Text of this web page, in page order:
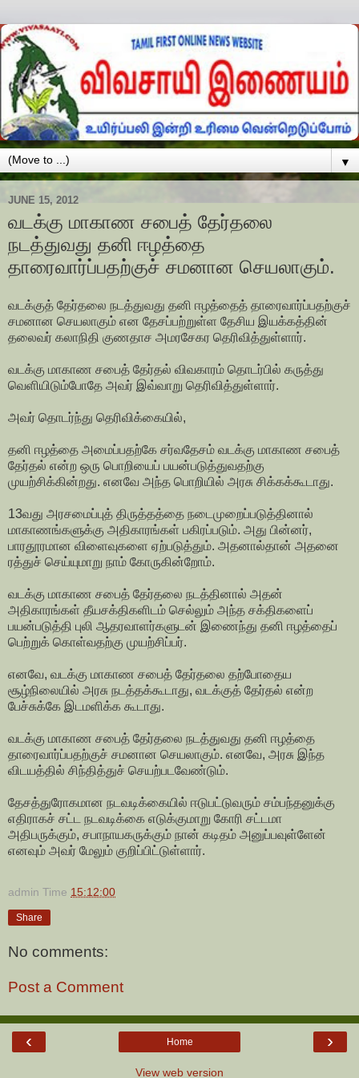
▼
JUNE 15, 2012
வடக்கு மாகாண சபைத் தேர்தலை
நடத்துவது தனி ஈழத்தை
தாரைவார்ப்பதற்குச் சமனான செயலாகும்.
வடக்குத் தேர்தலை நடத்துவது தனி ஈழத்தைத் தாரைவார்ப்பதற்குச்
சமனான செயலாகும் என தேசப்பற்றுள்ள தேசிய இயக்கத்தின்
தலைவர் கலாநிதி குணதாச அமரசேகர தெரிவித்துள்ளார்.
வடக்கு மாகாண சபைத் தேர்தல் விவகாரம் தொடர்பில் கருத்து
வெளியிடும்போதே அவர் இவ்வாறு தெரிவித்துள்ளார்.
அவர் தொடர்ந்து தெரிவிக்கையில்,
தனி ஈழத்தை அமைப்பதற்கே சர்வதேசம் வடக்கு மாகாண சபைத்
தேர்தல் என்ற ஒரு பொறியைப் பயன்படுத்துவதற்கு
முயற்சிக்கின்றது. எனவே அந்த பொறியில் அரசு சிக்கக்கூடாது.
13வது அரசமைப்புத் திருத்தத்தை நடைமுறைப்படுத்தினால்
மாகாணங்களுக்கு அதிகாரங்கள் பகிரப்படும். அது பின்னர்,
பாரதூரமான விளைவுகளை ஏற்படுத்தும். அதனால்தான் அதனை
ரத்துச் செய்யுமாறு நாம் கோருகின்றோம்.
வடக்கு மாகாண சபைத் தேர்தலை நடத்தினால் அதன்
அதிகாரங்கள் தீயசக்திகளிடம் செல்லும் அந்த சக்திகளைப்
பயன்படுத்தி புலி ஆதரவாளர்களுடன் இணைந்து தனி ஈழத்தைப்
பெற்றுக் கொள்வதற்கு முயற்சிப்பர்.
எனவே, வடக்கு மாகாண சபைத் தேர்தலை தற்போதைய
சூழ்நிலையில் அரசு நடத்தக்கூடாது, வடக்குத் தேர்தல் என்ற
பேச்சுக்கே இடமளிக்க கூடாது.
வடக்கு மாகாண சபைத் தேர்தலை நடத்துவது தனி ஈழத்தை
தாரைவார்ப்பதற்குச் சமனான செயலாகும். எனவே, அரசு இந்த
விடயத்தில் சிந்தித்துச் செயற்படவேண்டும்.
தேசத்துரோகமான நடவடிக்கையில் ஈடுபட்டுவரும் சம்பந்தனுக்கு
எதிராகச் சட்ட நடவடிக்கை எடுக்குமாறு கோரி சட்டமா
அதிபருக்கும், சபாநாயகருக்கும் நான் கடிதம் அனுப்பவுள்ளேன்
எனவும் அவர் மேலும் குறிப்பிட்டுள்ளார்.
admin Time 15:12:00
Share
No comments:
Post a Comment
‹ ›
Home
View web version